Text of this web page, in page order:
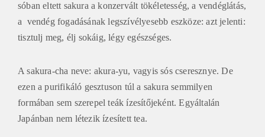
sóban eltett sakura a konzervált tökéletesség, a vendéglátás,
a vendég fogadásának legszívélyesebb eszköze: azt jelenti:
tisztulj meg, élj sokáig, légy egészséges.
A sakura-cha neve: akura-yu, vagyis sós cseresznye. De
ezen a purifikáló gesztuson túl a sakura semmilyen
formában sem szerepel teák ízesítőjeként. Egyáltalán
Japánban nem létezik ízesített tea.